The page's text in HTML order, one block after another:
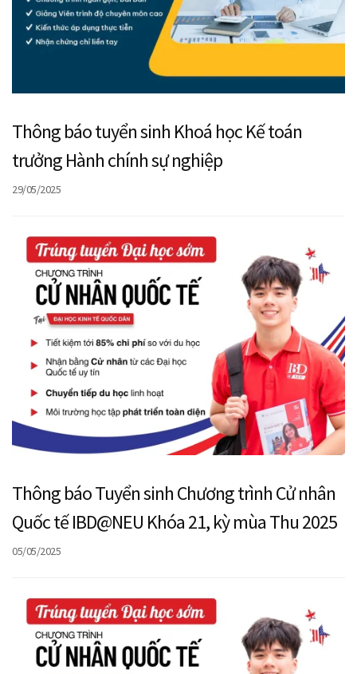
Thông báo tuyển sinh Khoá học Kế toán
trưởng Hành chính sự nghiệp
29/05/2025
Thông báo Tuyển sinh Chương trình Cử nhân
Quốc tế IBD@NEU Khóa 21, kỳ mùa Thu 2025
05/05/2025